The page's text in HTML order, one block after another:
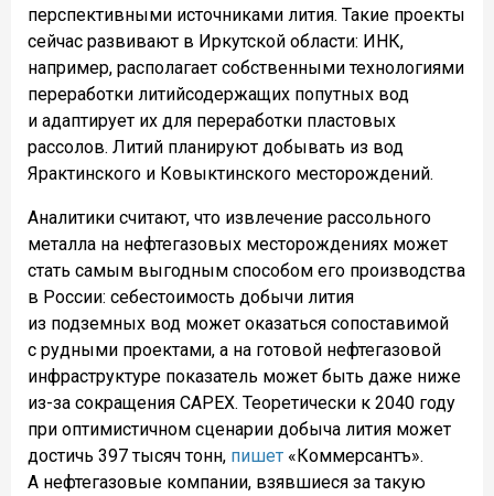
перспективными источниками лития. Такие проекты
сейчас развивают в Иркутской области: ИНК,
например, располагает собственными технологиями
переработки литийсодержащих попутных вод
и адаптирует их для переработки пластовых
рассолов. Литий планируют добывать из вод
Ярактинского и Ковыктинского месторождений.
Аналитики считают, что извлечение рассольного
металла на нефтегазовых месторождениях может
стать самым выгодным способом его производства
в России: себестоимость добычи лития
из подземных вод может оказаться сопоставимой
с рудными проектами, а на готовой нефтегазовой
инфраструктуре показатель может быть даже ниже
из-за сокращения CAPEX. Теоретически к 2040 году
при оптимистичном сценарии добыча лития может
достичь 397 тысяч тонн, пишет «Коммерсантъ».
А нефтегазовые компании, взявшиеся за такую